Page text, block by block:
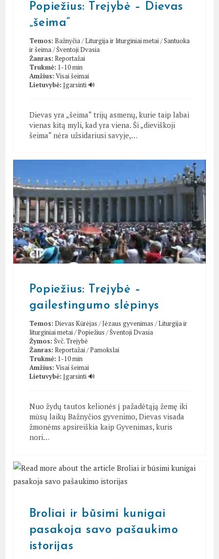
Popiežius: Trejybė – Dievas
„šeima“
Temos: Bažnyčia /Liturgija ir liturginiai metai /Santuoka
ir šeima /Šventoji Dvasia
Žanras: Reportažai
Trukmė: 1-10 min
Amžius: Visai šeimai
Lietuvybė: Įgarsinti 🔊
Dievas yra „šeima“ trijų asmenų, kurie taip labai
vienas kitą myli, kad yra viena. Ši „dieviškoji
šeima“ nėra užsidariusi savyje,…
Popiežius: Trejybė –
gailestingumo slėpinys
Temos: Dievas Kūrėjas /Jėzaus gyvenimas /Liturgija ir
liturginiai metai/Popiežius /Šventoji Dvasia
Žymos: Švč. Trejybė
Žanras: Reportažai/Pamokslai
Trukmė: 1-10 min
Amžius: Visai šeimai
Lietuvybė: Įgarsinti 🔊
Nuo žydų tautos kelionės į pažadėtąją žemę iki
mūsų laikų Bažnyčios gyvenimo, Dievas visada
žmonėms apsireiškia kaip Gyvenimas, kuris
nori…
Broliai ir būsimi kunigai
pasakoja savo pašaukimo
istorijas